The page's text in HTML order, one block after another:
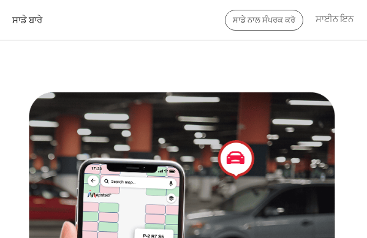
ਸਾਡੇ ਬਾਰੇ ਸਾਡੇ ਨਾਲ ਸੰਪਰਕ ਕਰੋ ਸਾਈਨ ਇਨ